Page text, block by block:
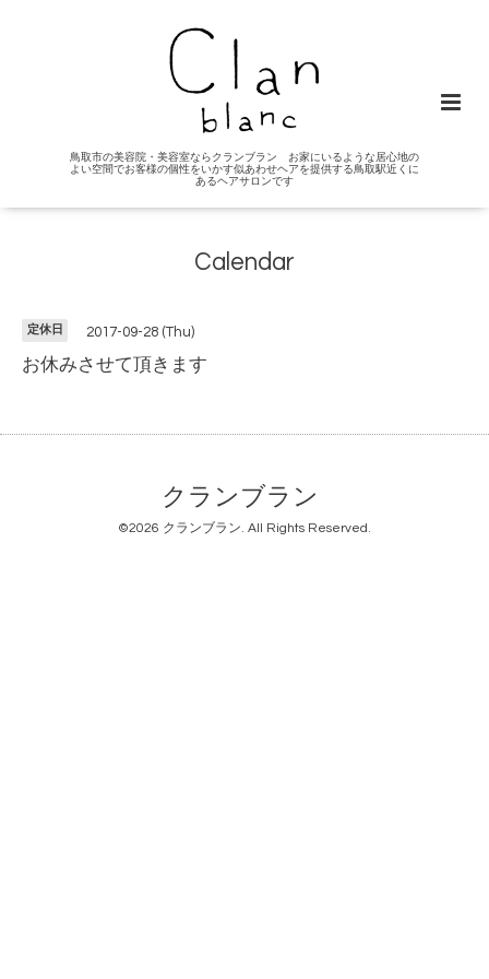
鳥取市の美容院・美容室ならクランブラン お家にいるような居心地の
よい空間でお客様の個性をいかす似あわせヘアを提供する鳥取駅近くに
あるヘアサロンです
Calendar
定休日 2017-09-28 (Thu)
お休みさせて頂きます
クランブラン
©2026 クランブラン. All Rights Reserved.